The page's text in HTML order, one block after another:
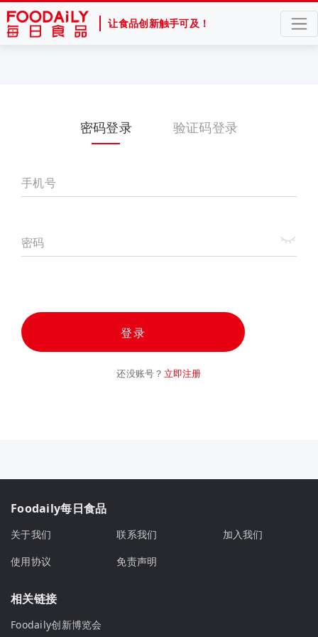
让食品创新触手可及！
密码登录 验证码登录
手机号
密码
登录
还没账号？ 立即注册
Foodaily每日食品
关于我们 联系我们
加入我们
使用协议
免责声明
相关链接
Foodaily创新博览会